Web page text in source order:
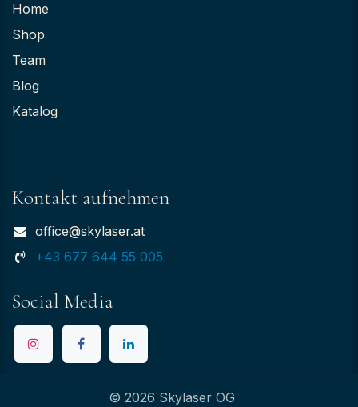
Home
Shop
Team
Blog
Katalog
Kontakt aufnehmen
office@skylaser.at
+43 677 644 55 005
Social Media
© 2026 Skylaser OG